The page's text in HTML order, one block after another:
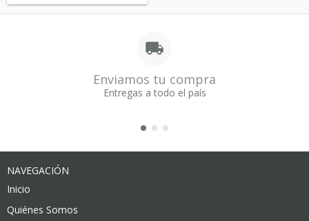
Enviamos tu compra
Entregas a todo el país
NAVEGACIÓN
Inicio
Quiénes Somos